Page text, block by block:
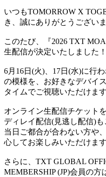
いつもTOMORROW X
き、誠にありがとうございま
このたび、『2026 TXT
生配信が決定いたしました！
6月16日(火)、17日(水)に行
の模様を、お好きなデバイ
タイムでご視聴いただけます
オンライン生配信チケット
ディレイ配信(見逃し配信)も
当日ご都合が合わない方や
心してお楽しみいただけます
さらに、TXT GLOBAL
MEMBERSHIP (JP)会員の